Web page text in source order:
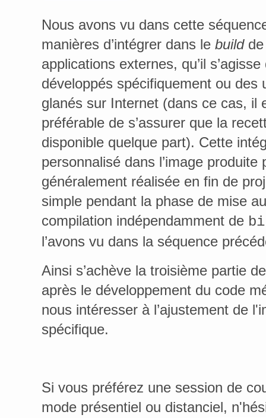
Nous avons vu dans cette
manières d’intégrer dans le buildde
applications externes, qu’il
développés spécifiquement ou des
glanés sur Internet (dans ce cas, il
préférable de s’assurer que la
disponible quelque part). Cette
personnalisé dans l’image
généralement réalisée en fin de
simple pendant la phase de mise
compilation indépendamment de
l’avons vu dans la séquence
Ainsi s’achève la troisième partie
après le développement du code
nous intéresser à l’ajustement de
spécifique.
Si vous préférez une session de
mode présentiel ou distanciel,